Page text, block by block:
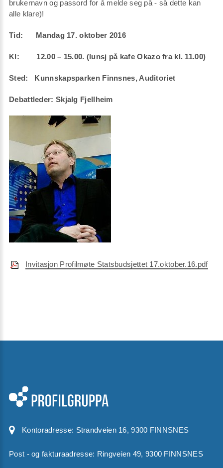
brukernavn og passord for å melde seg på - så dette kan
alle klare)!
Tid: Mandag 17. oktober 2016
Kl: 12.00 – 15.00. (lunsj på kafe Okazo fra kl. 11.00)
Sted: Kunnskapsparken Finnsnes, Auditoriet
Debattleder: Skjalg Fjellheim
Invitasjon Profilmøte Statsbudsjettet 17.oktober.16.pdf
Kontoradresse: Strandveien 16, 9300 FINNSNES
Post - og fakturaadresse: Ringveien 49, 9300 FINNSNES